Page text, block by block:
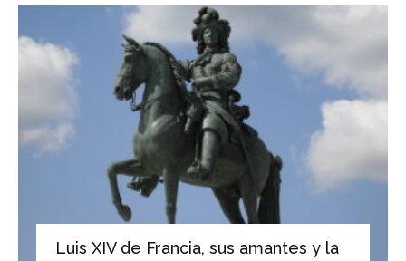
Luis XIV de Francia, sus amantes y la